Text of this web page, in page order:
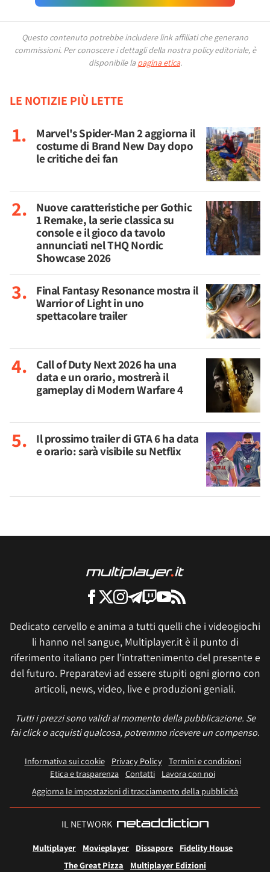
Questo contenuto potrebbe includere link affiliati che generano
commissioni. Per conoscere i dettagli della nostra policy editoriale, è
disponibile la pagina etica.
LE NOTIZIE PIÙ LETTE
Marvel's Spider-Man 2 aggiorna il
costume di Brand New Day dopo
le critiche dei fan
Nuove caratteristiche per Gothic
1 Remake, la serie classica su
console e il gioco da tavolo
annunciati nel THQ Nordic
Showcase 2026
Final Fantasy Resonance mostra il
Warrior of Light in uno
spettacolare trailer
Call of Duty Next 2026 ha una
data e un orario, mostrerà il
gameplay di Modern Warfare 4
Il prossimo trailer di GTA 6 ha data
e orario: sarà visibile su Netflix
Dedicato cervello e anima a tutti quelli che i videogiochi
li hanno nel sangue, Multiplayer.it è il punto di
riferimento italiano per l'intrattenimento del presente e
del futuro. Preparatevi ad essere stupiti ogni giorno con
articoli, news, video, live e produzioni geniali.
Tutti i prezzi sono validi al momento della pubblicazione. Se
fai click o acquisti qualcosa, potremmo ricevere un compenso.
Informativa sui cookie Privacy Policy
Termini e condizioni
Etica e trasparenza Contatti
Lavora con noi
Aggiorna le impostazioni di tracciamento della pubblicità
IL NETWORK
Multiplayer Movieplayer Dissapore
Fidelity House
The Great Pizza
Multiplayer Edizioni